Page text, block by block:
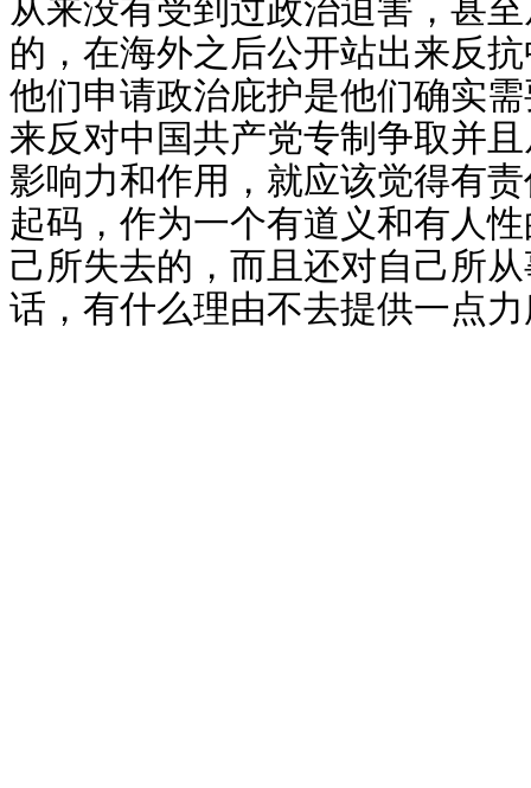
从来没有受到过政治迫害，甚
的，在海外之后公开站出来反
他们申请政治庇护是他们确实
来反对中国共产党专制争取并
影响力和作用，就应该觉得有
起码，作为一个有道义和有人
己所失去的，而且还对自己所
话，有什么理由不去提供一点